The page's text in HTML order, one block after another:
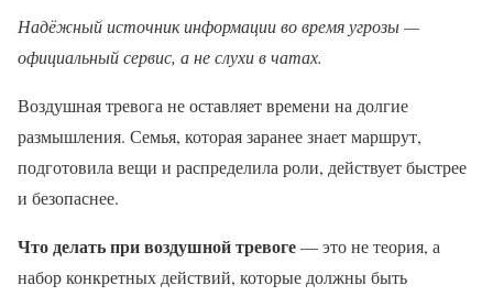
Надёжный источник информации во время угрозы —
официальный сервис, а не слухи в чатах.
Воздушная тревога не оставляет времени на долгие
размышления. Семья, которая заранее знает маршрут,
подготовила вещи и распределила роли, действует быстрее
и безопаснее.
Что делать при воздушной тревоге— это не теория, а
набор конкретных действий, которые должны быть